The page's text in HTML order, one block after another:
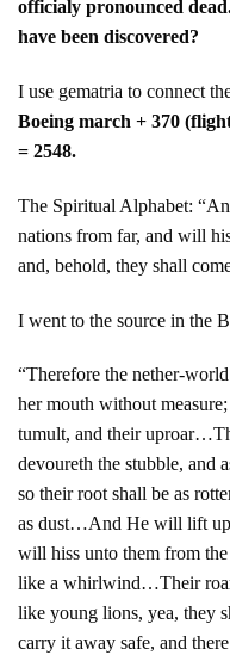
officialy pronounced
have been discovered?
I use gematria to connect
Boeing march + 370
= 2548.
The Spiritual Alphabet:
nations from far, and will
and, behold, they shall
I went to the source in the
“Therefore the nether-
her mouth without
tumult, and their
devoureth the stubble, and
so their root shall be as
as dust…And He will lift up
will hiss unto them from
like a whirlwind…Their
like young lions, yea, they
carry it away safe, and